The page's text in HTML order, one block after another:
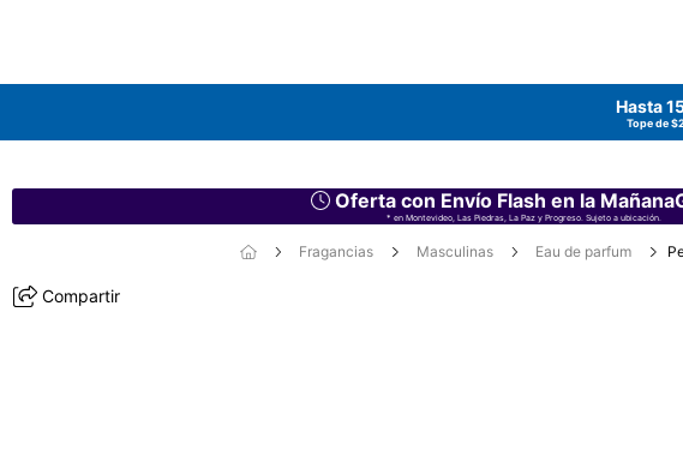
Hasta
Tope de
Oferta con Envío Flash en la
* en Montevideo, Las Piedras, La Paz y Progreso. Sujeto a ubicación.
Fragancias Masculinas Eau de parfum
Compartir